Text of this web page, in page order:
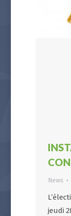
News
jeudi